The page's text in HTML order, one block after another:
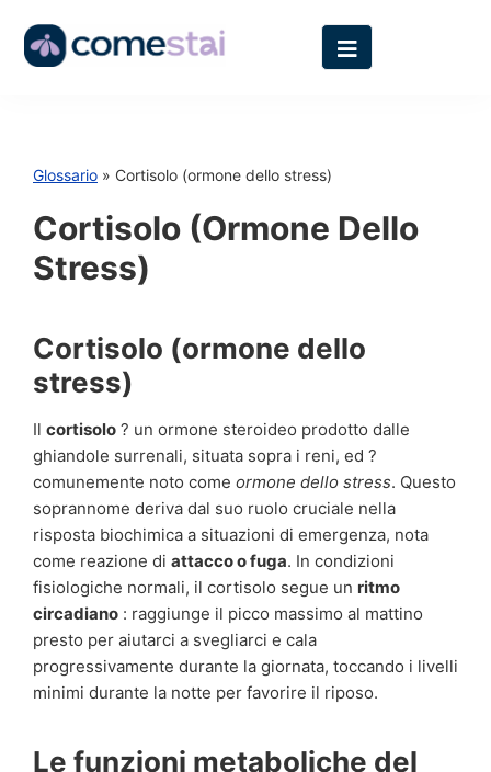
Glossario » Cortisolo (ormone dello stress)
Cortisolo (ormone Dello
Stress)
Cortisolo (ormone dello
stress)
Il cortisolo ? un ormone steroideo prodotto dalle
ghiandole surrenali, situata sopra i reni, ed ?
comunemente noto come ormone dello stress. Questo
soprannome deriva dal suo ruolo cruciale nella
risposta biochimica a situazioni di emergenza, nota
come reazione di attacco o fuga. In condizioni
fisiologiche normali, il cortisolo segue un ritmo
circadiano : raggiunge il picco massimo al mattino
presto per aiutarci a svegliarci e cala
progressivamente durante la giornata, toccando i livelli
minimi durante la notte per favorire il riposo.
Le funzioni metaboliche del